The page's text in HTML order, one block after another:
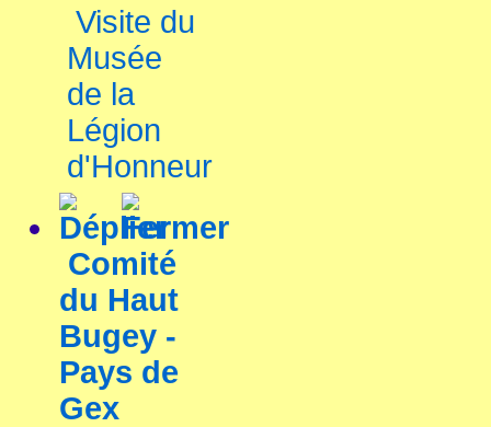
Visite du
Musée
de la
Légion
d'Honneur
Comité
du Haut
Bugey -
Pays de
Gex